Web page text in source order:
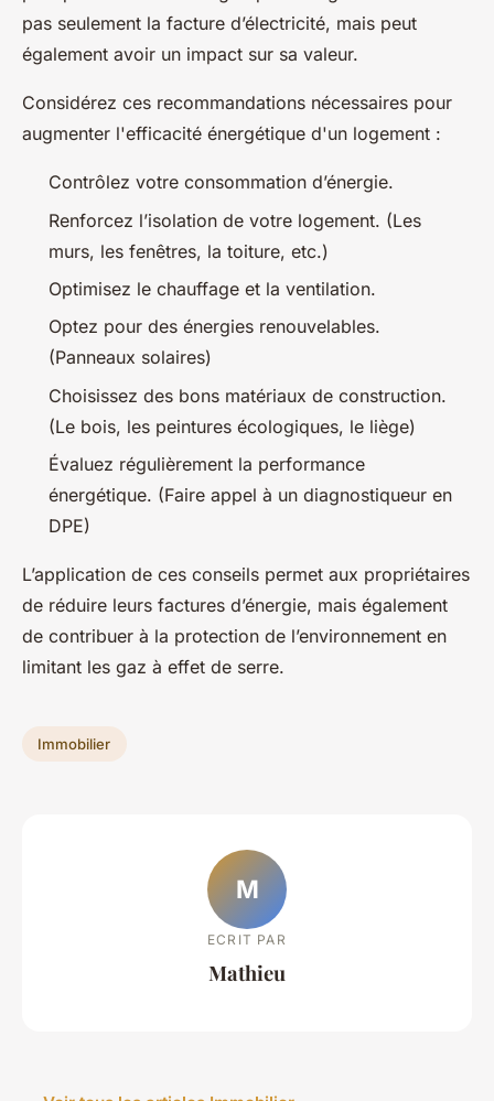
pas seulement la facture d’électricité, mais peut
également avoir un impact sur sa valeur.
Considérez ces recommandations nécessaires pour
augmenter l'efficacité énergétique d'un logement :
Contrôlez votre consommation d’énergie.
Renforcez l’isolation de votre logement. (Les
murs, les fenêtres, la toiture, etc.)
Optimisez le chauffage et la ventilation.
Optez pour des énergies renouvelables.
(Panneaux solaires)
Choisissez des bons matériaux de construction.
(Le bois, les peintures écologiques, le liège)
Évaluez régulièrement la performance
énergétique. (Faire appel à un diagnostiqueur en
DPE)
L’application de ces conseils permet aux propriétaires
de réduire leurs factures d’énergie, mais également
de contribuer à la protection de l’environnement en
limitant les gaz à effet de serre.
Immobilier
M
ECRIT PAR
Mathieu